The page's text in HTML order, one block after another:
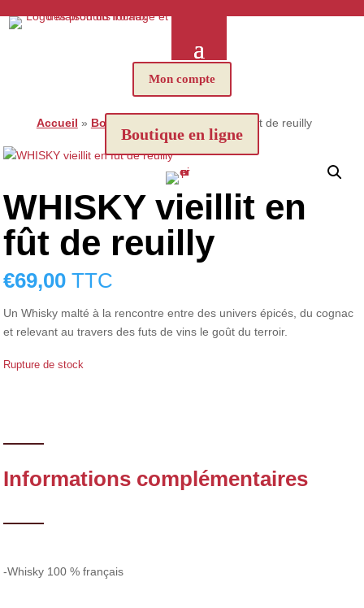
Mon compte
Boutique en ligne
Accueil » Boutique WHISKY vieillit en fût de reuilly
WHISKY vieillit en
fût de reuilly
€69,00 TTC
Un Whisky malté à la rencontre entre des univers épicés, du cognac
et relevant au travers des futs de vins le goût du terroir.
Rupture de stock
Informations complémentaires
-Whisky 100 % français